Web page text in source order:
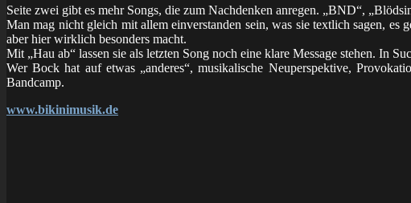
Seite zwei gibt es mehr Songs, die zum Nachdenken anregen. „BND“,
Man mag nicht gleich mit allem einverstanden sein, was sie textlich sagen,
aber hier wirklich besonders macht.
Mit „Hau ab“ lassen sie als letzten Song noch eine klare Message stehen. In
Wer Bock hat auf etwas „anderes“, musikalische Neuperspektive,
Bandcamp.
www.bikinimusik.de